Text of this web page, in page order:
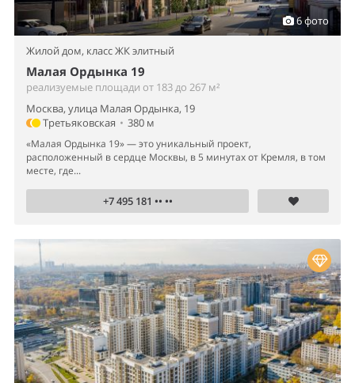
6 фото
Жилой дом, класс ЖК элитный
Малая Ордынка 19
реализуемые площади от 183 до 267 м²
Москва, улица Малая Ордынка, 19
Третьяковская • 380 м
«Малая Ордынка 19» — это уникальный проект,
расположенный в сердце Москвы, в 5 минутах от Кремля, в том
месте, где...
+7 495 181 •• ••